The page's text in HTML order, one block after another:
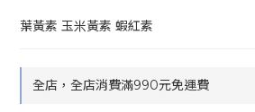
葉黃素 玉米黃素 蝦紅素
全店，全店消費滿990元免運費